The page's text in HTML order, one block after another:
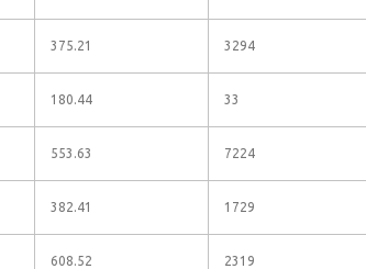
375.21 3294
180.44 33
553.63 7224
382.41 1729
608.52 2319